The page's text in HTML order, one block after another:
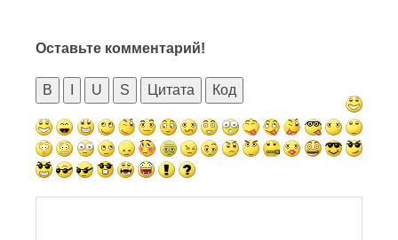
Оставьте комментарий!
B U S Цитата Код